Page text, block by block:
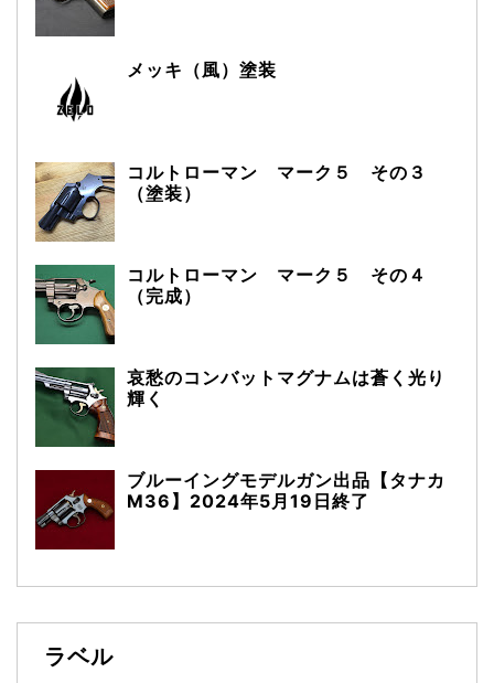
メッキ（風）塗装
コルトローマン マーク５ その３
（塗装）
コルトローマン マーク５ その４
（完成）
哀愁のコンバットマグナムは蒼く光り
輝く
ブルーイングモデルガン出品【タナカ
M36】2024年5月19日終了
ラベル